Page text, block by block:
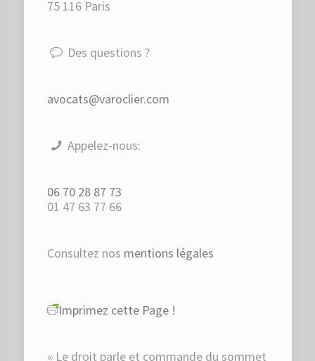
75 116 Paris
Des questions ?
avocats@varoclier.com
Appelez-nous:
06 70 28 87 73
01 47 63 77 66
Consultez nos mentions légales
Imprimez cette Page !
« Le droit parle et commande du sommet